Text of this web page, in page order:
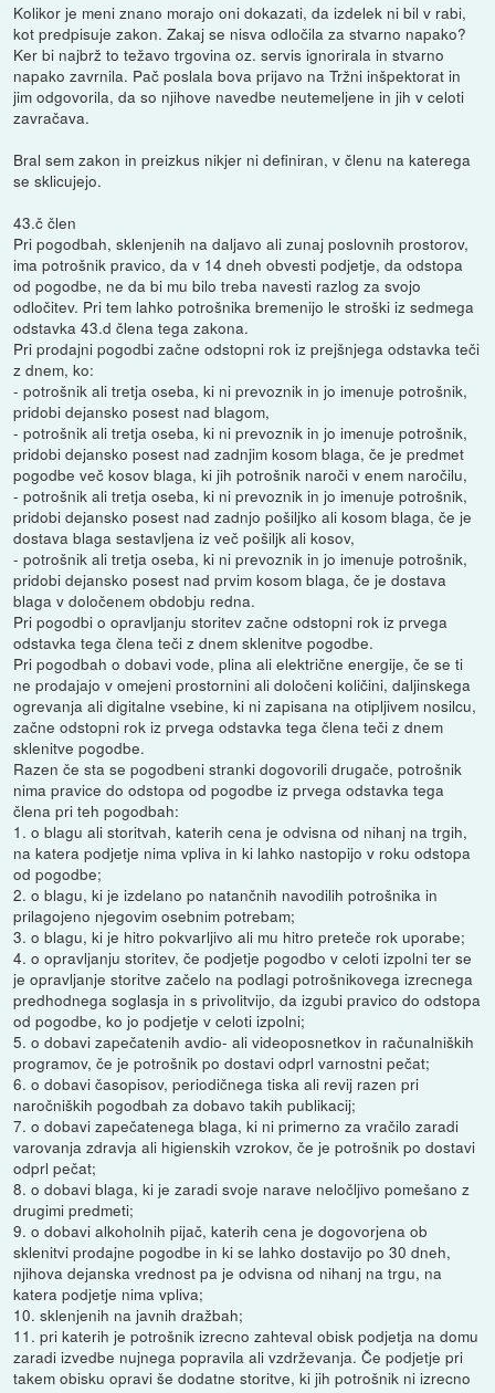
Kolikor je meni znano morajo oni dokazati, da izdelek ni bil v rabi,
kot predpisuje zakon. Zakaj se nisva odločila za stvarno napako?
Ker bi najbrž to težavo trgovina oz. servis ignorirala in stvarno
napako zavrnila. Pač poslala bova prijavo na Tržni inšpektorat in
jim odgovorila, da so njihove navedbe neutemeljene in jih v celoti
zavračava.
Bral sem zakon in preizkus nikjer ni definiran, v členu na katerega
se sklicujejo.
43.č člen
Pri pogodbah, sklenjenih na daljavo ali zunaj poslovnih prostorov,
ima potrošnik pravico, da v 14 dneh obvesti podjetje, da odstopa
od pogodbe, ne da bi mu bilo treba navesti razlog za svojo
odločitev. Pri tem lahko potrošnika bremenijo le stroški iz sedmega
odstavka 43.d člena tega zakona.
Pri prodajni pogodbi začne odstopni rok iz prejšnjega odstavka teči
z dnem, ko:
- potrošnik ali tretja oseba, ki ni prevoznik in jo imenuje potrošnik,
pridobi dejansko posest nad blagom,
- potrošnik ali tretja oseba, ki ni prevoznik in jo imenuje potrošnik,
pridobi dejansko posest nad zadnjim kosom blaga, če je predmet
pogodbe več kosov blaga, ki jih potrošnik naroči v enem naročilu,
- potrošnik ali tretja oseba, ki ni prevoznik in jo imenuje potrošnik,
pridobi dejansko posest nad zadnjo pošiljko ali kosom blaga, če je
dostava blaga sestavljena iz več pošiljk ali kosov,
- potrošnik ali tretja oseba, ki ni prevoznik in jo imenuje potrošnik,
pridobi dejansko posest nad prvim kosom blaga, če je dostava
blaga v določenem obdobju redna.
Pri pogodbi o opravljanju storitev začne odstopni rok iz prvega
odstavka tega člena teči z dnem sklenitve pogodbe.
Pri pogodbah o dobavi vode, plina ali električne energije, če se ti
ne prodajajo v omejeni prostornini ali določeni količini, daljinskega
ogrevanja ali digitalne vsebine, ki ni zapisana na otipljivem nosilcu,
začne odstopni rok iz prvega odstavka tega člena teči z dnem
sklenitve pogodbe.
Razen če sta se pogodbeni stranki dogovorili drugače, potrošnik
nima pravice do odstopa od pogodbe iz prvega odstavka tega
člena pri teh pogodbah:
1. o blagu ali storitvah, katerih cena je odvisna od nihanj na trgih,
na katera podjetje nima vpliva in ki lahko nastopijo v roku odstopa
od pogodbe;
2. o blagu, ki je izdelano po natančnih navodilih potrošnika in
prilagojeno njegovim osebnim potrebam;
3. o blagu, ki je hitro pokvarljivo ali mu hitro preteče rok uporabe;
4. o opravljanju storitev, če podjetje pogodbo v celoti izpolni ter se
je opravljanje storitve začelo na podlagi potrošnikovega izrecnega
predhodnega soglasja in s privolitvijo, da izgubi pravico do odstopa
od pogodbe, ko jo podjetje v celoti izpolni;
5. o dobavi zapečatenih avdio- ali videoposnetkov in računalniških
programov, če je potrošnik po dostavi odprl varnostni pečat;
6. o dobavi časopisov, periodičnega tiska ali revij razen pri
naročniških pogodbah za dobavo takih publikacij;
7. o dobavi zapečatenega blaga, ki ni primerno za vračilo zaradi
varovanja zdravja ali higienskih vzrokov, če je potrošnik po dostavi
odprl pečat;
8. o dobavi blaga, ki je zaradi svoje narave neločljivo pomešano z
drugimi predmeti;
9. o dobavi alkoholnih pijač, katerih cena je dogovorjena ob
sklenitvi prodajne pogodbe in ki se lahko dostavijo po 30 dneh,
njihova dejanska vrednost pa je odvisna od nihanj na trgu, na
katera podjetje nima vpliva;
10. sklenjenih na javnih dražbah;
11. pri katerih je potrošnik izrecno zahteval obisk podjetja na domu
zaradi izvedbe nujnega popravila ali vzdrževanja. Če podjetje pri
takem obisku opravi še dodatne storitve, ki jih potrošnik ni izrecno